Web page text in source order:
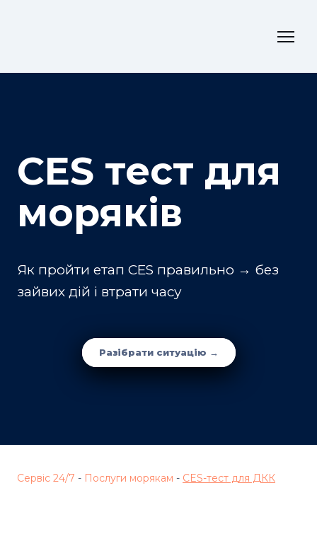
CES тест для
моряків
Як пройти етап CES правильно → без
зайвих дій і втрати часу
Разібрати ситуацію →
Сервіс 24/7 - Послуги морякам - CES-тест для ДКК